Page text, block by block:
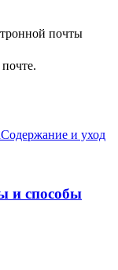
почты
Содержание и уход
и способы